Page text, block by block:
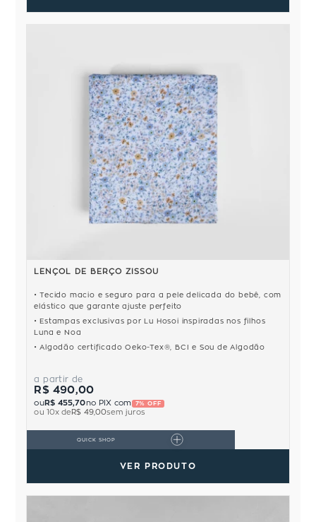
LENÇOL DE BERÇO ZISSOU
Tecido macio e seguro para a pele delicada do bebê, com
elástico que garante ajuste perfeito
Estampas exclusivas por Lu Hosoi inspiradas nos filhos
Luna e Noa
Algodão certificado Oeko-Tex®, BCI e Sou de Algodão
a partir de
R$ 490,00
ouR$ 455,70no PIX com 7% OFF
ou 10x de R$ 49,00sem juros
QUICK SHOP
VER PRODUTO